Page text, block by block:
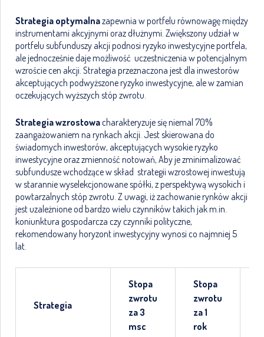
Strategia optymalnazapewnia w portfelu równowagę między
instrumentami akcyjnymi oraz dłużnymi. Zwiększony udział w
portfelu subfunduszy akcji podnosi ryzyko inwestycyjne portfela,
ale jednocześnie daje możliwość uczestniczenia w potencjalnym
wzroście cen akcji. Strategia przeznaczona jest dla inwestorów
akceptujących podwyższone ryzyko inwestycyjne, ale w zamian
oczekujących wyższych stóp zwrotu.
Strategia wzrostowacharakteryzuje się niemal 70%
zaangażowaniem na rynkach akcji. Jest skierowana do
świadomych inwestorów, akceptujących wysokie ryzyko
inwestycyjne oraz zmienność notowań, Aby je zminimalizować
subfundusze wchodzące w skład strategii wzrostowej inwestują
w starannie wyselekcjonowane spółki, z perspektywą wysokich i
powtarzalnych stóp zwrotu. Z uwagi, iż zachowanie rynków akcji
jest uzależnione od bardzo wielu czynników takich jak m.in.
koniunktura gospodarcza czy czynniki polityczne,
rekomendowany horyzont inwestycyjny wynosi co najmniej 5
lat.
Strategia
Stopa
zwrotu
za 3
msc
Stopa
zwrotu
za 1
rok